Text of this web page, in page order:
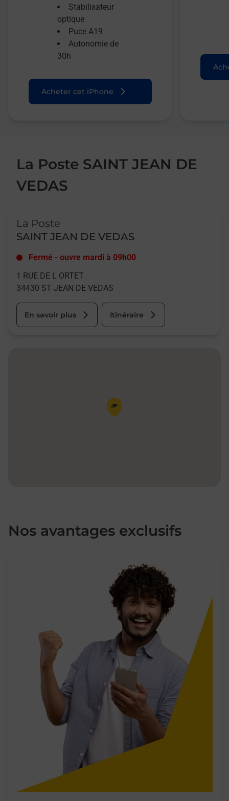
Stabilisateur
optique
Puce A19
Autonomie de
30h
Acheter cet iPhone
La Poste SAINT JEAN DE
VEDAS
La Poste
SAINT JEAN DE VEDAS
Fermé - ouvre mardi à 09h00
1 RUE DE L ORTET
34430 ST JEAN DE VEDAS
En savoir plus Itinéraire
Pin de la carte
Nos avantages exclusifs